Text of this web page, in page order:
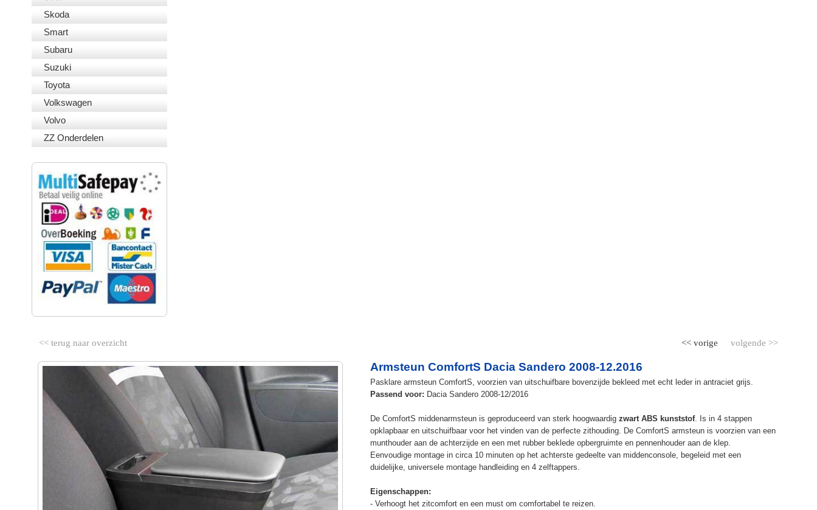
Skoda
Smart
Subaru
Suzuki
Toyota
Volkswagen
Volvo
ZZ Onderdelen
<< terug naar overzicht volgende >>
<< vorige
Armsteun ComfortS Dacia Sandero 2008-12.2016
Pasklare armsteun ComfortS, voorzien van uitschuifbare bovenzijde bekleed met echt leder in antraciet grijs.
Passend voor: Dacia Sandero 2008-12/2016
De ComfortS middenarmsteun is geproduceerd van sterk hoogwaardig zwart ABS kunststof. Is in 4 stappen
opklapbaar en uitschuifbaar voor het vinden van de perfecte zithouding. De ComfortS armsteun is voorzien van een
munthouder aan de achterzijde en een met rubber beklede opbergruimte en pennenhouder aan de klep.
Eenvoudige montage in circa 10 minuten op het achterste gedeelte van middenconsole, begeleid met een
duidelijke, universele montage handleiding en 4 zelftappers.
Eigenschappen:
- Verhoogt het zitcomfort en een must om comfortabel te reizen.